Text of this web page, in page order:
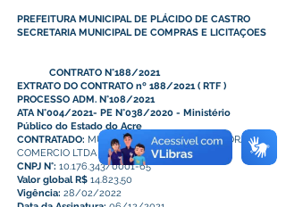
PREFEITURA MUNICIPAL DE PLÁCIDO DE CASTRO
SECRETARIA MUNICIPAL DE COMPRAS E LICITAÇOES
CONTRATO N°188/2021
EXTRATO DO CONTRATO nº 188/2021 ( RTF )
PROCESSO ADM. N°108/2021
ATA N°004/2021- PE N°038/2020 - Ministério
Público do Estado do Acre
CONTRATADO: MULT GRAF INDUSTRIAL EDITORA E
COMERCIO LTDA
CNPJ N°: 10.176.343/0001-65
Valor global R$ 14.823,50
Vigência: 28/02/2022